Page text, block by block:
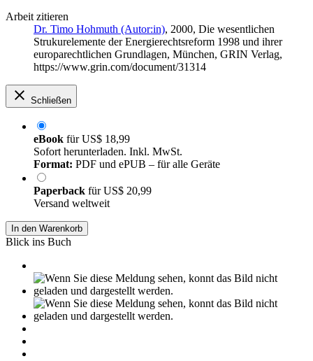
Arbeit zitieren
Dr. Timo Hohmuth (Autor:in), 2000, Die wesentlichen
Strukurelemente der Energierechtsreform 1998 und ihrer
europarechtlichen Grundlagen, München, GRIN Verlag,
https://www.grin.com/document/31314
Schließen
eBook fürUS$ 18,99
Sofort herunterladen. Inkl. MwSt.
Format: PDF und ePUB – für alle Geräte
Paperback fürUS$ 20,99
Versand weltweit
In den Warenkorb
Blick ins Buch